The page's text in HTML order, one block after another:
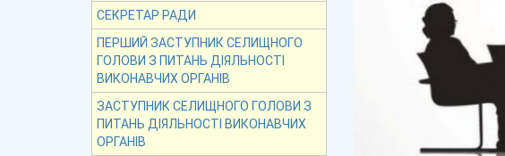
СЕКРЕТАР РАДИ
ПЕРШИЙ ЗАСТУПНИК СЕЛИЩНОГО
ГОЛОВИ З ПИТАНЬ ДІЯЛЬНОСТІ
ВИКОНАВЧИХ ОРГАНІВ
ЗАСТУПНИК СЕЛИЩНОГО ГОЛОВИ З
ПИТАНЬ ДІЯЛЬНОСТІ ВИКОНАВЧИХ
ОРГАНІВ